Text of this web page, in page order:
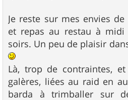
Je reste sur mes envies
et repas au restau à
soirs. Un peu de plaisir
Là, trop de contraintes,
galères, liées au raid en
barda à trimballer sur